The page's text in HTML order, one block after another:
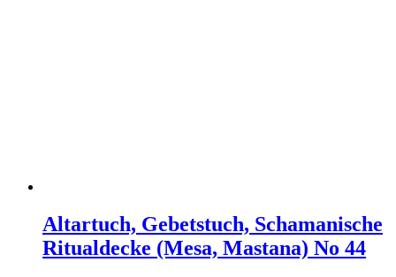
Altartuch, Gebetstuch, Schamanische
Ritualdecke (Mesa, Mastana) No 44